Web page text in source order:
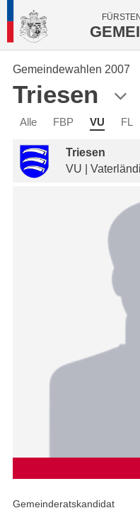
Gemeindewahlen 2007
Triesen
Alle FBP VU FL
Triesen
VU |
Gemeinderatskandidat